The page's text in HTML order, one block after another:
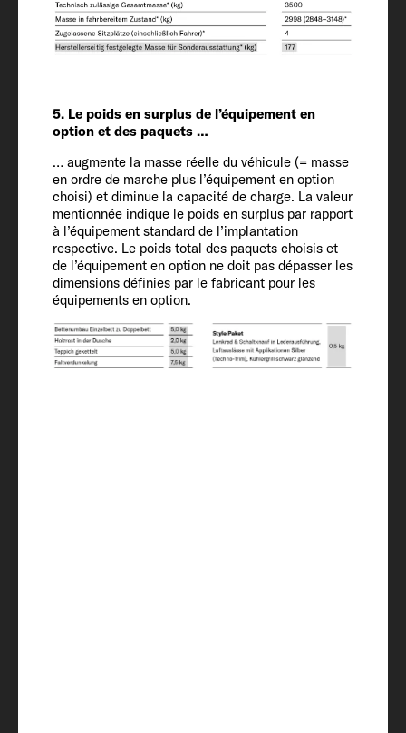
5. Le poids en surplus de l’équipement en
option et des paquets …
… augmente la masse réelle du véhicule (= masse
en ordre de marche plus l’équipement en option
choisi) et diminue la capacité de charge. La valeur
mentionnée indique le poids en surplus par rapport
à l’équipement standard de l’implantation
respective. Le poids total des paquets choisis et
de l’équipement en option ne doit pas dépasser les
dimensions définies par le fabricant pour les
équipements en option.
intérieur
Couchages
2 + 3
Dimensions couchage capucine
195 x 140 - 110 OPT
Dimensions couchage arrière
212 x 80 / 205 x 80 / 210 x 168